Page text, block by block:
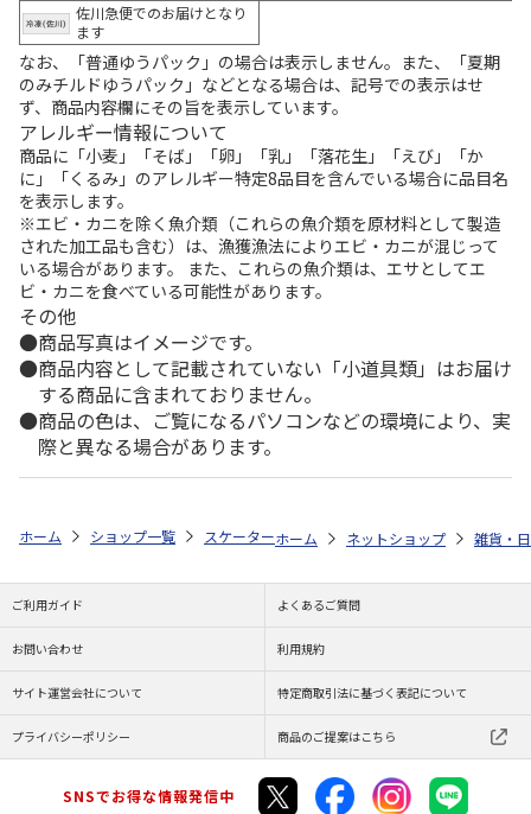
佐川急便でのお届けとなり
ます
なお、「普通ゆうパック」の場合は表示しません。また、「夏期
のみチルドゆうパック」などとなる場合は、記号での表示はせ
ず、商品内容欄にその旨を表示しています。
アレルギー情報について
商品に「小麦」「そば」「卵」「乳」「落花生」「えび」「か
に」「くるみ」のアレルギー特定8品目を含んでいる場合に品目名
を表示します。
※エビ・カニを除く魚介類（これらの魚介類を原材料として製造
された加工品も含む）は、漁獲漁法によりエビ・カニが混じって
いる場合があります。 また、これらの魚介類は、エサとしてエ
ビ・カニを食べている可能性があります。
その他
商品写真はイメージです。
商品内容として記載されていない「小道具類」はお届け
する商品に含まれておりません。
商品の色は、ご覧になるパソコンなどの環境により、実
際と異なる場合があります。
ホーム ショップ一覧 スケーター メラミン製ラーメン鉢 クレヨンし
ホーム ネットショップ 雑貨・
ご利用ガイド よくあるご質問
お問い合わせ 利用規約
サイト運営会社について 特定商取引法に基づく表記について
プライバシーポリシー 商品のご提案はこちら
SNSでお得な情報発信中